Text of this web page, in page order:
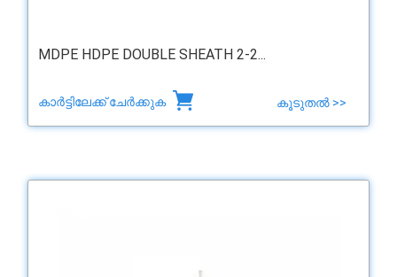
MDPE HDPE DOUBLE SHEATH 2-2...
കാർട്ടിലേക്ക് ചേർക്കുക കൂടുതൽ >>